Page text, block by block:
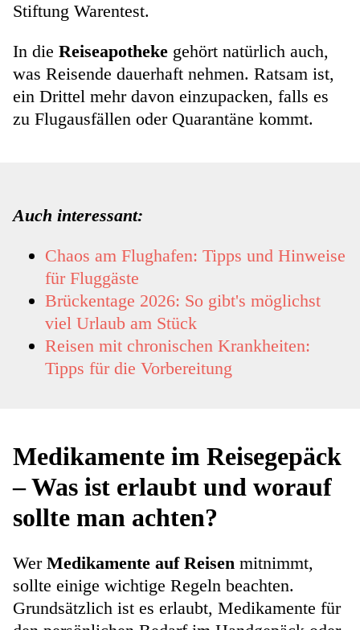
Stiftung Warentest.
In die Reiseapotheke gehört natürlich auch,
was Reisende dauerhaft nehmen. Ratsam ist,
ein Drittel mehr davon einzupacken, falls es
zu Flugausfällen oder Quarantäne kommt.
Auch interessant:
Chaos am Flughafen: Tipps und Hinweise
für Fluggäste
Brückentage 2026: So gibt's möglichst
viel Urlaub am Stück
Reisen mit chronischen Krankheiten:
Tipps für die Vorbereitung
Medikamente im Reisegepäck
– Was ist erlaubt und worauf
sollte man achten?
WerMedikamente auf Reisen mitnimmt,
sollte einige wichtige Regeln beachten.
Grundsätzlich ist es erlaubt, Medikamente für